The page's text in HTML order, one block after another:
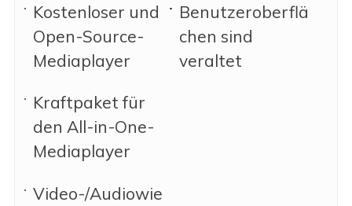
Kostenloser und
Open-Source-
Mediaplayer
Kraftpaket für
den All-in-One-
Mediaplayer
Video-/Audiowie
Benutzeroberflä
chen sind
veraltet